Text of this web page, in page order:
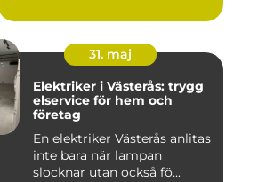
31. maj
Elektriker i Västerås: trygg
elservice för hem och
företag
En elektriker Västerås anlitas
inte bara när lampan
slocknar utan också fö...